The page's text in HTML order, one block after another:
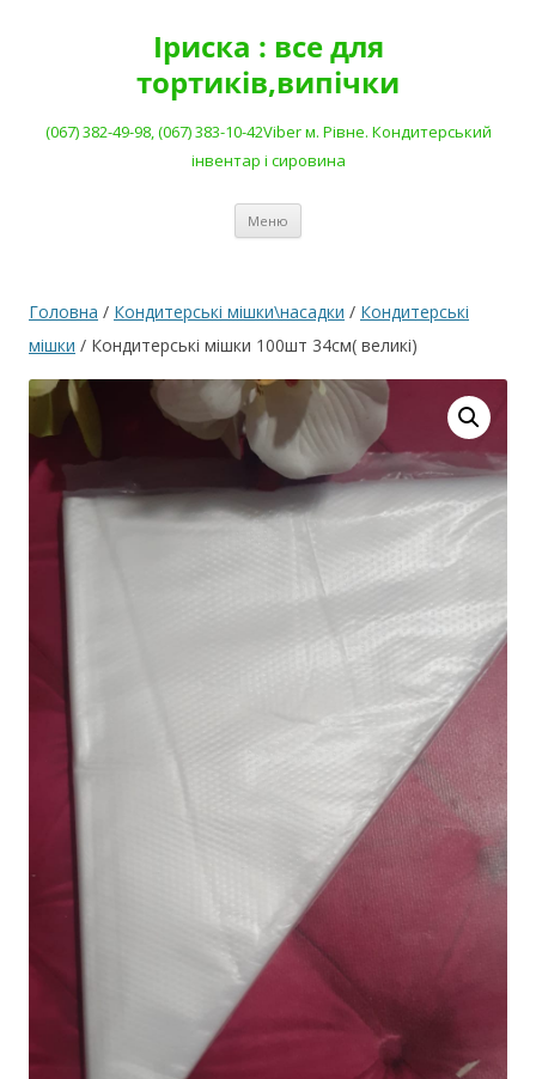
Іриска : все для
тортиків,випічки
(067) 382-49-98, (067) 383-10-42Viber м. Рівне. Кондитерський
інвентар і сировина
Меню
Головна / Кондитерські мішки\насадки / Кондитерські
мішки / Кондитерські мішки 100шт 34см( великі)